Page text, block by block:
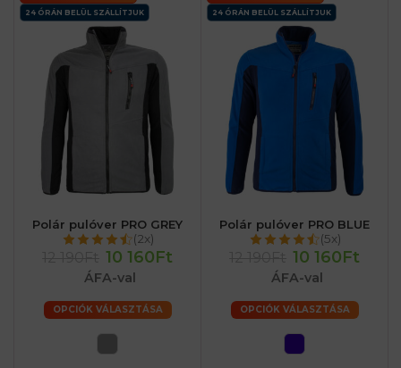
24 ÓRÁN BELÜL SZÁLLÍTJUK
Polár pulóver PRO GREY
(2x)
10 160Ft
ÁFA-val
OPCIÓK VÁLASZTÁSA
24 ÓRÁN BELÜL SZÁLLÍTJUK
Polár pulóver PRO BLUE
(5x)
10 160Ft
ÁFA-val
OPCIÓK VÁLASZTÁSA